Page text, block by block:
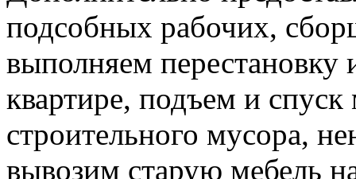
подсобных рабочих,
выполняем перестановку
квартире, подъем и спуск
строительного мусора,
вывозим старую мебель